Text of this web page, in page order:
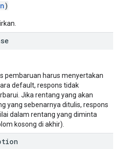
)
pembaruan harus menyertakan
default, respons tidak
Jika rentang yang akan
yang sebenarnya ditulis, respons
dalam rentang yang diminta
kosong di akhir).